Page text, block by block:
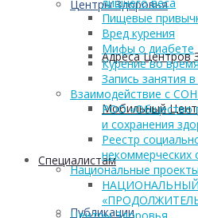
Центры Здоровья
Адреса Центров
Мобильный
Cпециалистам
Публикации
Пищевые
Вред курения
Мифы о диабете
Курение во
Запись занятия
Взаимодействие с
РОО «Общество
и сохранения
Реестр
некоммерческих
Национальные проекты